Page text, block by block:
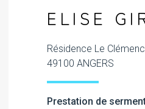
ELISE
Résidence Le
49100 ANGERS
Prestation de